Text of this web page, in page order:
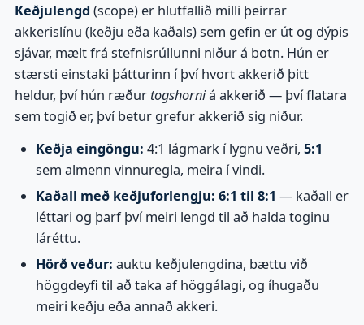
Keðjulengd (scope) er hlutfallið milli þeirrar
akkerislínu (keðju eða kaðals) sem gefin er út og dýpis
sjávar, mælt frá stefnisrúllunni niður á botn. Hún er
stærsti einstaki þátturinn í því hvort akkerið þitt
heldur, því hún ræður togshorniá akkerið — því flatara
sem togið er, því betur grefur akkerið sig niður.
Keðja eingöngu: 4:1 lágmark í lygnu veðri, 5:1
sem almenn vinnuregla, meira í vindi.
Kaðall með keðjuforlengju: 6:1 til 8:1 — kaðall er
léttari og þarf því meiri lengd til að halda toginu
láréttu.
Hörð veður: auktu keðjulengdina, bættu við
höggdeyfi til að taka af höggálagi, og íhugaðu
meiri keðju eða annað akkeri.